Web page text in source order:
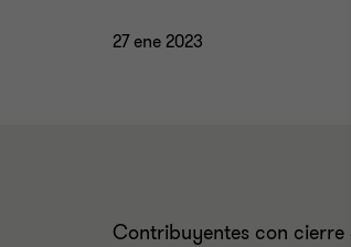
27 ene 2023
Contribuyentes con cierre